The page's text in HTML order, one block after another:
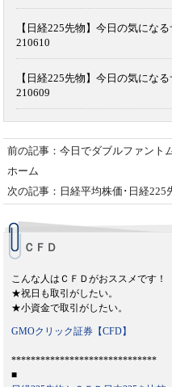
【日経225先物】今日の気にな
210610
【日経225先物】今日の気にな
210609
前の記事：今日でダブルファント
ホーム
次の記事：日経平均株価･日経225
ＣＦＤ
こんな人はＣＦＤがおススメです！
★祝日も取引がしたい。
★小資金で取引がしたい。
GMOクリック証券【CFD】
******************************
■